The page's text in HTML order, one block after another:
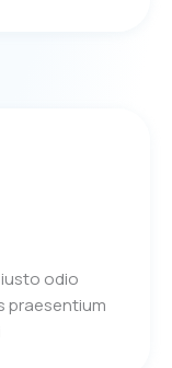
odio
praesentium